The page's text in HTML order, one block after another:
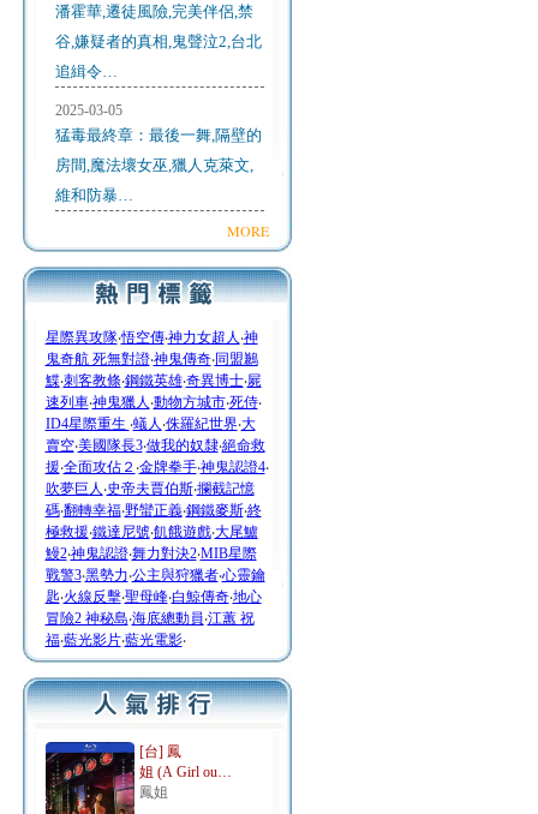
潘霍華,遷徒風險,完美伴侶,禁
谷,嫌疑者的真相,鬼聲泣2,台北
追緝令…
2025-03-05
猛毒最終章：最後一舞,隔壁的
房間,魔法壞女巫,獵人克萊文,
維和防暴…
MORE
星際異攻隊‧悟空傳‧神力女超人 ‧神
鬼奇航 死無對證‧神鬼傳奇‧同盟鶼
鰈‧刺客教條‧鋼鐵英雄‧奇異博士‧屍
速列車‧神鬼獵人 ‧動物方城市‧死侍‧
ID4星際重生 ‧蟻人 ‧侏羅紀世界‧大
賣空‧美國隊長3‧做我的奴隸‧絕命救
援‧全面攻佔２ ‧金牌拳手‧神鬼認證4‧
吹夢巨人 ‧史帝夫賈伯斯‧攔截記憶
碼‧翻轉幸福‧野蠻正義‧鋼鐵麥斯‧終
極救援‧鐵達尼號‧飢餓遊戲‧大尾鱸
鰻2‧神鬼認證‧舞力對決2‧MIB星際
戰警3‧黑勢力‧公主與狩獵者‧心靈鑰
匙‧火線反擊‧聖母峰‧白鯨傳奇‧地心
冒險2 神秘島‧海底總動員‧江蕙 祝
福‧藍光影片‧藍光電影‧
[台] 鳳
姐 (A Girl ou…
鳳姐